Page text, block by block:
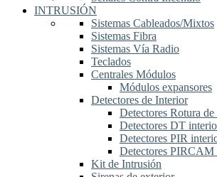
INTRUSIÓN
Sistemas Cableados/Mixtos
Sistemas Fibra
Sistemas Vía Radio
Teclados
Centrales Módulos
Módulos expansores
Detectores de Interior
Detectores Rotura de
Detectores DT
Detectores PIR
Detectores PIRCAM
Kit de Intrusión